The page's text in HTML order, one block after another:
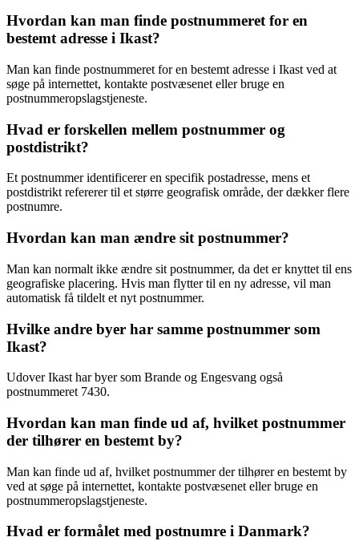
Hvordan kan man finde postnummeret for en
bestemt adresse i Ikast?
Man kan finde postnummeret for en bestemt adresse i Ikast ved at
søge på internettet, kontakte postvæsenet eller bruge en
postnummeropslagstjeneste.
Hvad er forskellen mellem postnummer og
postdistrikt?
Et postnummer identificerer en specifik postadresse, mens et
postdistrikt refererer til et større geografisk område, der dækker flere
postnumre.
Hvordan kan man ændre sit postnummer?
Man kan normalt ikke ændre sit postnummer, da det er knyttet til ens
geografiske placering. Hvis man flytter til en ny adresse, vil man
automatisk få tildelt et nyt postnummer.
Hvilke andre byer har samme postnummer som
Ikast?
Udover Ikast har byer som Brande og Engesvang også
postnummeret 7430.
Hvordan kan man finde ud af, hvilket postnummer
der tilhører en bestemt by?
Man kan finde ud af, hvilket postnummer der tilhører en bestemt by
ved at søge på internettet, kontakte postvæsenet eller bruge en
postnummeropslagstjeneste.
Hvad er formålet med postnumre i Danmark?